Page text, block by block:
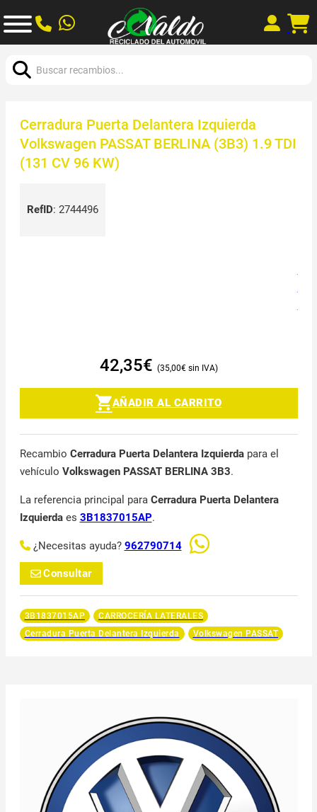
Cerradura Puerta Delantera Izquierda
Volkswagen PASSAT BERLINA (3B3) 1.9 TDI
(131 CV 96 KW)
RefID: 2744496
42,35€ 35,00€
AÑADIR AL CARRITO
Recambio Cerradura Puerta Delantera Izquierdapara el
vehículo Volkswagen PASSAT BERLINA 3B3.
La referencia principal para Cerradura Puerta Delantera
Izquierdaes 3B1837015AP.
¿Necesitas ayuda? 962790714
Consultar
3B1837015AP
CARROCERÍA LATERALES
Cerradura Puerta Delantera Izquierda
Volkswagen PASSAT